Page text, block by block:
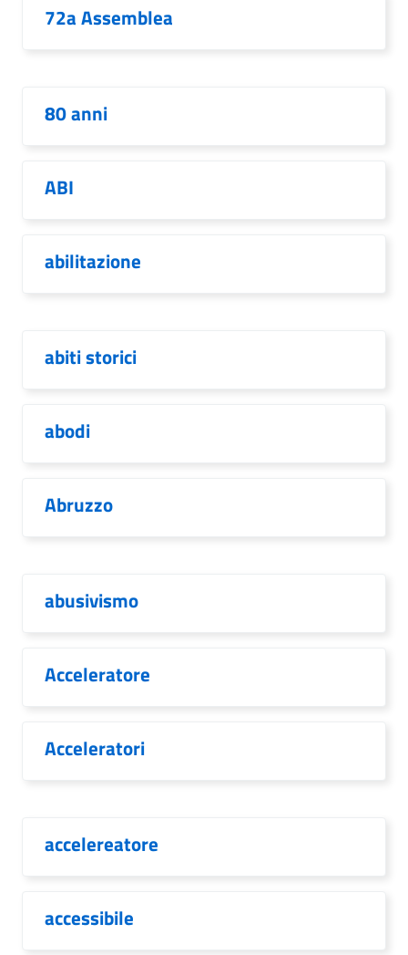
72a Assemblea
80 anni
ABI
abilitazione
abiti storici
abodi
Abruzzo
abusivismo
Acceleratore
Acceleratori
accelereatore
accessibile